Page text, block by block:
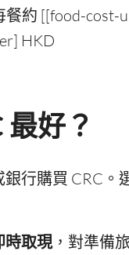
餐約 [[food-cost-
HKD
好？
行購買 CRC
時取現，對準備